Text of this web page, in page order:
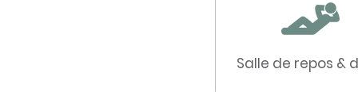
Salle de repos &